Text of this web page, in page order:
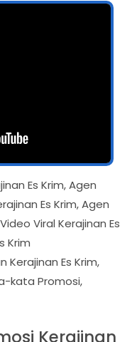
Es Krim, Agen
Es Krim, Agen
Viral Kerajinan Es
Krim
Kerajinan Es Krim,
kata Promosi,
Kerajinan